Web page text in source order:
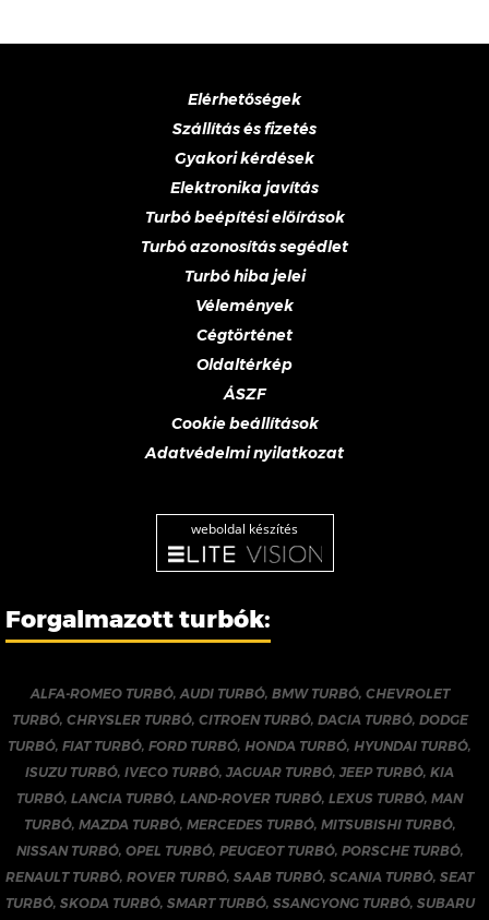
Elérhetőségek
Szállítás és fizetés
Gyakori kérdések
Elektronika javítás
Turbó beépítési előírások
Turbó azonosítás segédlet
Turbó hiba jelei
Vélemények
Cégtörténet
Oldaltérkép
ÁSZF
Cookie beállítások
Adatvédelmi nyilatkozat
weboldal készítés
Forgalmazott turbók:
ALFA-ROMEO TURBÓ,AUDI TURBÓ, BMW TURBÓ, CHEVROLET
TURBÓ, CHRYSLER TURBÓ, CITROEN TURBÓ, DACIA TURBÓ, DODGE
TURBÓ,FIAT TURBÓ,FORD TURBÓ, HONDA TURBÓ, HYUNDAI TURBÓ,
ISUZU TURBÓ,IVECO TURBÓ,JAGUAR TURBÓ,JEEP TURBÓ,KIA
TURBÓ,LANCIA TURBÓ,LAND-ROVER TURBÓ,LEXUS TURBÓ,MAN
TURBÓ, MAZDA TURBÓ, MERCEDES TURBÓ, MITSUBISHI TURBÓ,
NISSAN TURBÓ, OPEL TURBÓ, PEUGEOT TURBÓ, PORSCHE TURBÓ,
RENAULT TURBÓ,ROVER TURBÓ,SAAB TURBÓ,SCANIA TURBÓ,SEAT
TURBÓ, SKODA TURBÓ, SMART TURBÓ, SSANGYONG TURBÓ, SUBARU